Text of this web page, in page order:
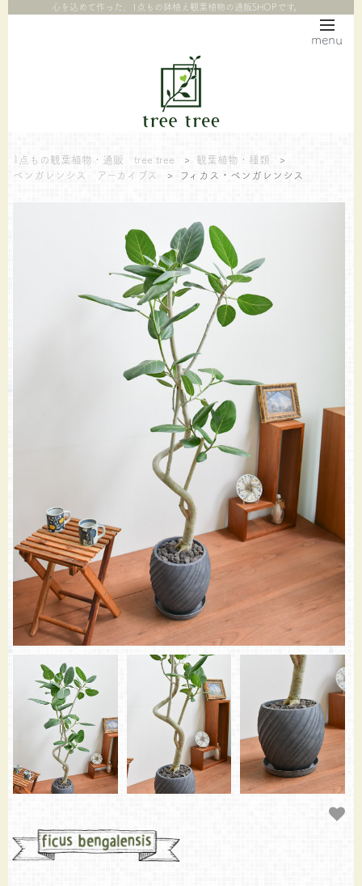
menu
心を込めて作った、1点もの鉢植え観葉植物の通販SHOPです。
1点もの観葉植物・通販 tree tree > 観葉植物・種類
>
ベンガレンシス アーカイブス
> フィカス・ベンガレンシス